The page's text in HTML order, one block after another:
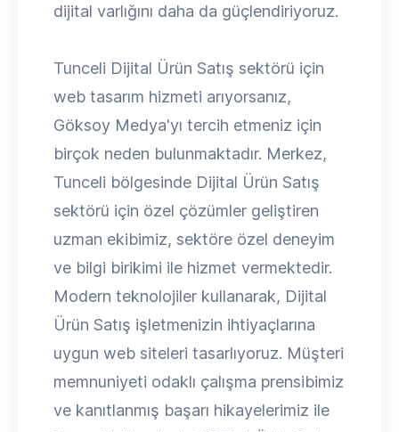
dijital varlığını daha da güçlendiriyoruz.
Tunceli Dijital Ürün Satış sektörü için
web tasarım hizmeti arıyorsanız,
Göksoy Medya'yı tercih etmeniz için
birçok neden bulunmaktadır. Merkez,
Tunceli bölgesinde Dijital Ürün Satış
sektörü için özel çözümler geliştiren
uzman ekibimiz, sektöre özel deneyim
ve bilgi birikimi ile hizmet vermektedir.
Modern teknolojiler kullanarak, Dijital
Ürün Satış işletmenizin ihtiyaçlarına
uygun web siteleri tasarlıyoruz. Müşteri
memnuniyeti odaklı çalışma prensibimiz
ve kanıtlanmış başarı hikayelerimiz ile